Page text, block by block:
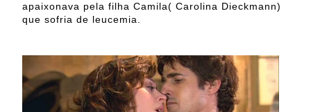
apaixonava pela filha Camila( Carolina Dieckmann)
que sofria de leucemia.